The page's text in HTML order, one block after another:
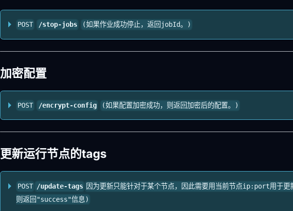
POST /stop-jobs (如果作业成功停止，返回jobId。)
加密配置
POST /encrypt-config (如果配置加密成功，则返回加密后的配置。)
更新运行节点的tags
POST /update-tags 因为更新只能针对于某个节点，因此需要用当前节点ip:port用于更
则返回"success"信息)